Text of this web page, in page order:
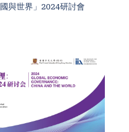
與世界」2024研討會